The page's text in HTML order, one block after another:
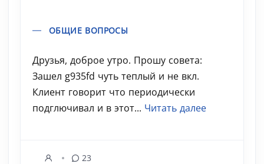
ОБЩИЕ ВОПРОСЫ
Друзья, доброе утро. Прошу совета:
Зашел g935fd чуть теплый и не вкл.
Клиент говорит что периодически
подглючивал и в этот... Читать далее
23